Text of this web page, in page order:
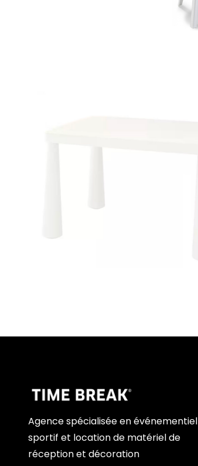
Agence spécialisée en événementiel
sportif et location de matériel de
réception et décoration